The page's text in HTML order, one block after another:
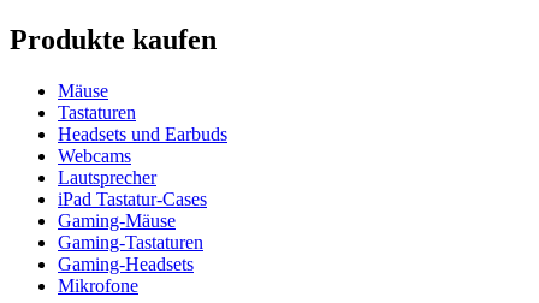
Produkte kaufen
Mäuse
Tastaturen
Headsets und Earbuds
Webcams
Lautsprecher
iPad Tastatur-Cases
Gaming-Mäuse
Gaming-Tastaturen
Gaming-Headsets
Mikrofone